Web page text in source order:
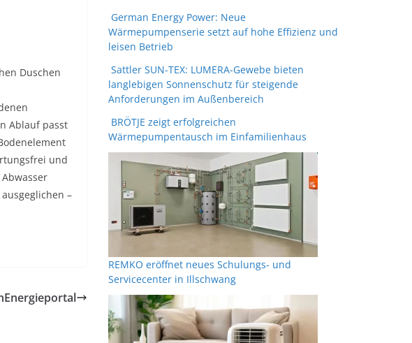
Duschen
Ablauf passt
und
–
German Energy Power: Neue
Wärmepumpenserie setzt auf hohe Effizienz und
leisen Betrieb
Sattler SUN-TEX: LUMERA-Gewebe bieten
langlebigen Sonnenschutz für steigende
Anforderungen im Außenbereich
BRÖTJE zeigt erfolgreichen
Wärmepumpentausch im Einfamilienhaus
REMKO eröffnet neues Schulungs- und
Servicecenter in Illschwang